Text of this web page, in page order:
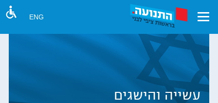
ENG
עשייה והישגים